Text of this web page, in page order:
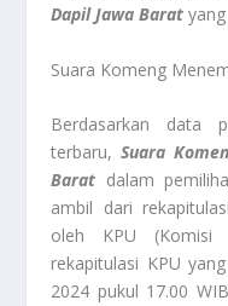
Dapil Jawa Barat
Suara Komeng
Berdasarkan data
terbaru,Suara
Barat dalam
ambil dari
oleh KPU (Komisi
rekapitulasi KPU
2024 pukul 17.00